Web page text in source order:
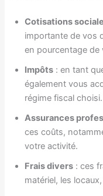
Cotisations
importante de vos
en pourcentage de
Impôts : en tant
également vous
régime fiscal choisi.
Assurances
ces coûts,
votre activité.
Frais divers : ces
matériel, les